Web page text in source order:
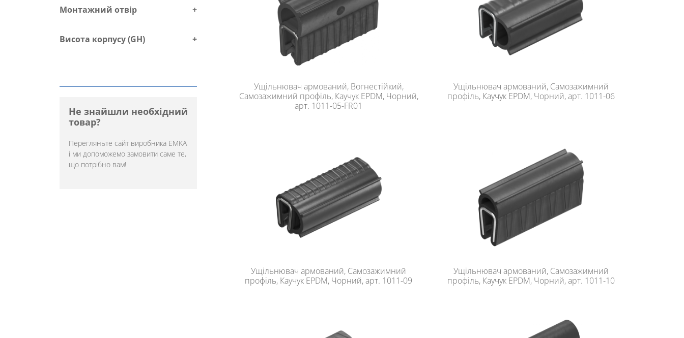
Ущільнювач армований, Вогнестійкий,
Самозажимний профіль, Каучук EPDM, Чорний,
арт. 1011-05-FR01
Ущільнювач армований, Самозажимний
профіль, Каучук EPDM, Чорний, арт. 1011-06
Ущільнювач армований, Самозажимний
профіль, Каучук EPDM, Чорний, арт. 1011-09
Ущільнювач армований, Самозажимний
профіль, Каучук EPDM, Чорний, арт. 1011-10
Монтажний отвір +
Висота корпусу (GH) +
Не знайшли необхідний
товар?
Перегляньте сайт виробника EMKA
і ми допоможемо замовити саме те,
що потрібно вам!